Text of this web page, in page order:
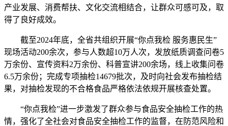
产业发展、消费帮扶、文化交流相结合，让群众可感可及，取
得了良好成效。
截至2024年底，全省共组织开展“你点我检 服务惠民生”
现场活动200余次，参与人数超10万人次，发放纸质调查问卷5
万余份、宣传资料2万余份、科普宣讲200余场，线上收集问卷
6.5万余份；完成专项抽检14679批次，及时向社会发布抽检结
果，对抽检发现的不合格食品严格依法依规开展核查处置。
“你点我检”进一步激发了群众参与食品安全抽检工作的热
情，强化了全社会对食品安全抽检工作的监督，在防范风险和